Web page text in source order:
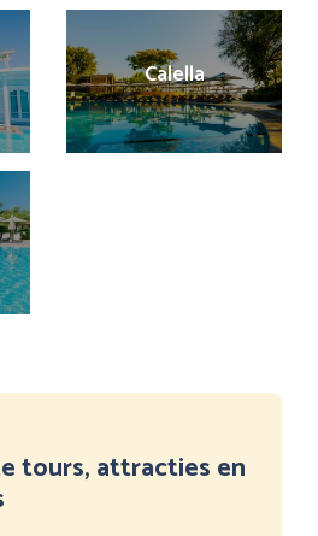
Calella
tours, attracties en